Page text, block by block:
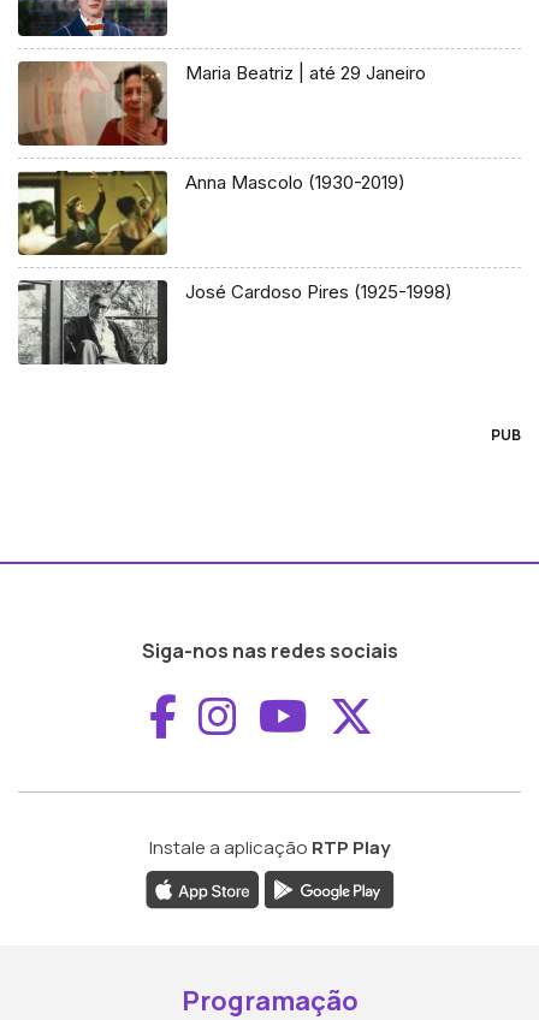
Maria Beatriz | até 29 Janeiro
Anna Mascolo (1930-2019)
José Cardoso Pires (1925-1998)
PUB
Siga-nos nas redes sociais
Aceder ao
Aceder ao
Aceder ao
Instale a aplicação RTP Play
Programação